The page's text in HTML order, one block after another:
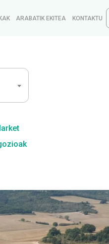
ARABATIK EKITEA KONTAKTU